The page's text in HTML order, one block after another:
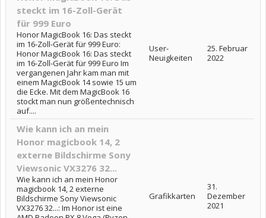
steckt im 16-Zoll-Gerät
für 999 Euro
Honor MagicBook 16: Das steckt
im 16-Zoll-Gerät für 999 Euro:
Honor MagicBook 16: Das steckt
im 16-Zoll-Gerät für 999 Euro Im
vergangenen Jahr kam man mit
einem MagicBook 14 sowie 15 um
die Ecke. Mit dem MagicBook 16
stockt man nun größentechnisch
auf....
User-
Neuigkeiten
25. Februar
2022
Wie kann ich an mein
Honor magicbook 14, 2
externe Bildschirme Sony
Viewsonic VX3276 32...
Wie kann ich an mein Honor
magicbook 14, 2 externe
Bildschirme Sony Viewsonic
VX3276 32...: Im Honor ist eine
Grafikkarten
31.
Dezember
2021